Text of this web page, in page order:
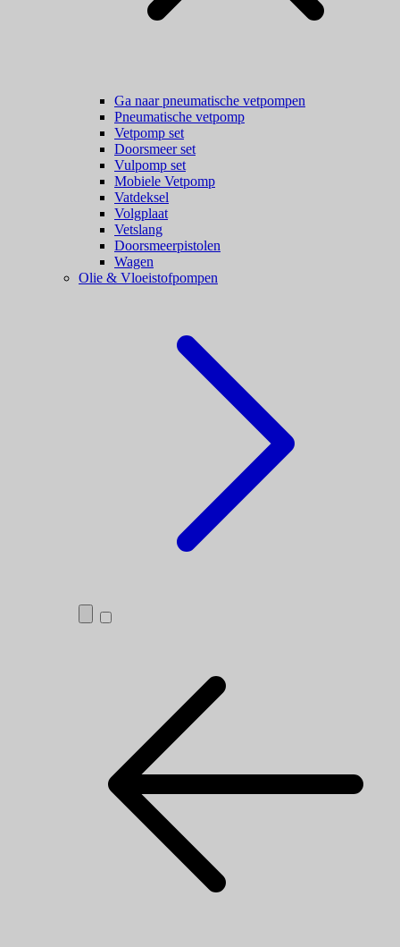
Ga naar pneumatische vetpompen
Pneumatische vetpomp
Vetpomp set
Doorsmeer set
Vulpomp set
Mobiele Vetpomp
Vatdeksel
Volgplaat
Vetslang
Doorsmeerpistolen
Wagen
Olie & Vloeistofpompen